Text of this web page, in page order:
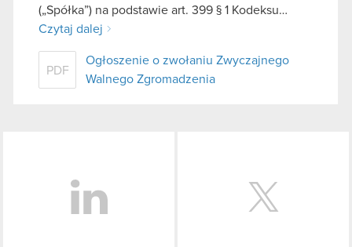
(„Spółka”) na podstawie art. 399 § 1 Kodeksu…
Czytaj dalej
PDF
Ogłoszenie o zwołaniu Zwyczajnego
Walnego Zgromadzenia